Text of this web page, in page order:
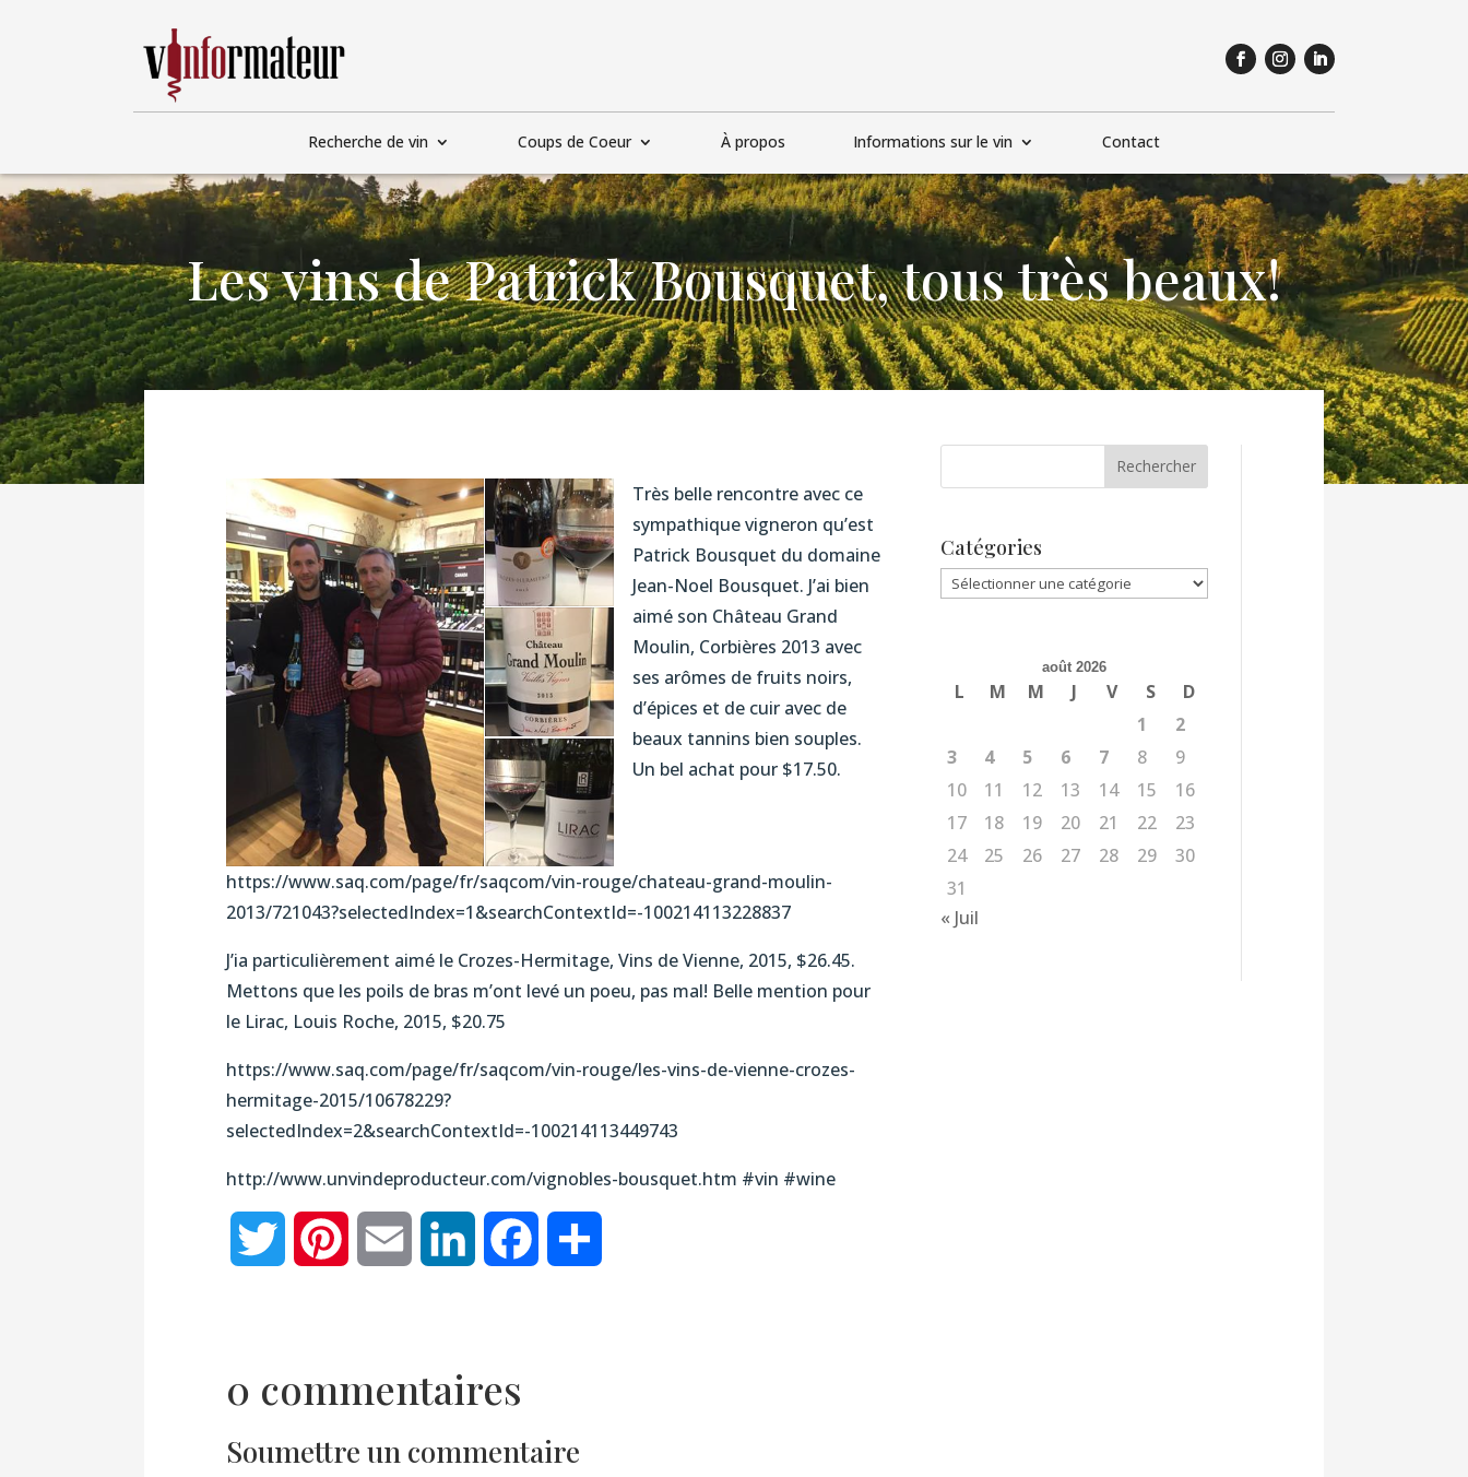
Recherche de vin Coups de Coeur À propos Informations sur le vin Contact
Les vins de Patrick Bousquet, tous très beaux!
Très belle rencontre avec ce
sympathique vigneron qu’est
Patrick Bousquet du domaine
Jean-Noel Bousquet. J’ai bien
aimé son Château Grand
Moulin, Corbières 2013 avec
ses arômes de fruits noirs,
d’épices et de cuir avec de
beaux tannins bien souples.
Un bel achat pour $17.50.
https://www.saq.com/page/fr/saqcom/vin-rouge/chateau-grand-moulin-
2013/721043?selectedIndex=1&searchContextId=-100214113228837
J’ia particulièrement aimé le Crozes-Hermitage, Vins de Vienne, 2015, $26.45.
Mettons que les poils de bras m’ont levé un poeu, pas mal! Belle mention pour
le Lirac, Louis Roche, 2015, $20.75
https://www.saq.com/page/fr/saqcom/vin-rouge/les-vins-de-vienne-crozes-
hermitage-2015/10678229?
selectedIndex=2&searchContextId=-100214113449743
http://www.unvindeproducteur.com/vignobles-bousquet.htm #vin #wine
Twitter Pinterest Email LinkedIn Facebook
0 commentaires
Soumettre un commentaire
Catégories
Catégories
août 2026
L M M J V S
D
1
2
3
4 5 6 7 8
9
10
11 12 13 14 15
16
17
18 19 20 21 22
23
24
25 26 27 28 29
30
31
« Juil